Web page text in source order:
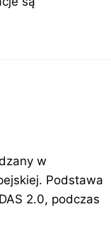
w
Podstawa
2.0, podczas